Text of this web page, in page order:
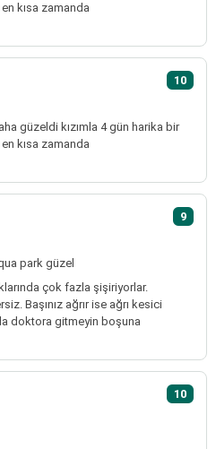
kısa zamanda
10
güzeldi kızımla 4 gün harika bir
kısa zamanda
9
park güzel
çok fazla şişiriyorlar.
Başınız ağrır ise ağrı kesici
doktora gitmeyin boşuna
10